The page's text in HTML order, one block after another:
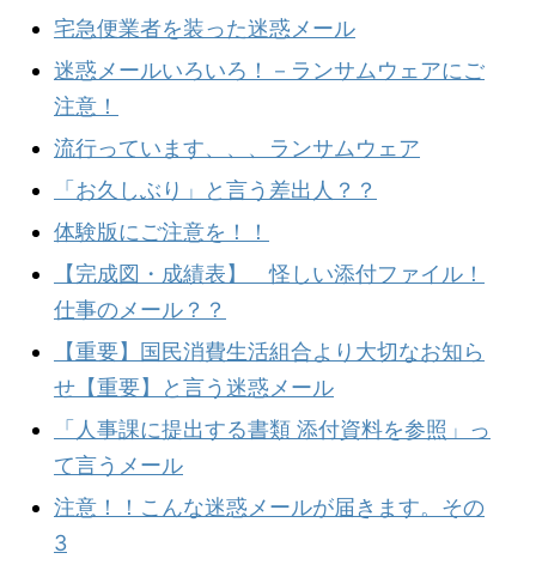
宅急便業者を装った迷惑メール
迷惑メールいろいろ！－ランサムウェアにご
注意！
流行っています、、、ランサムウェア
「お久しぶり」と言う差出人？？
体験版にご注意を！！
【完成図・成績表】 怪しい添付ファイル！
仕事のメール？？
【重要】国民消費生活組合より大切なお知ら
せ【重要】と言う迷惑メール
「人事課に提出する書類 添付資料を参照」っ
て言うメール
注意！！こんな迷惑メールが届きます。その
3